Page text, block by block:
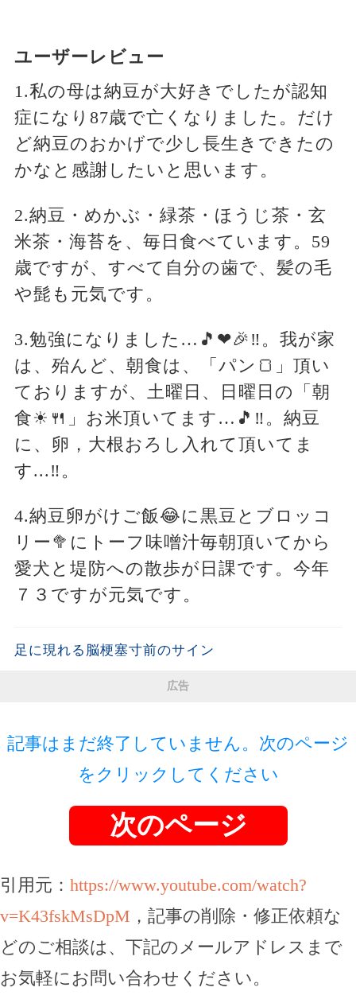
ユーザーレビュー
1.私の母は納豆が大好きでしたが認知
症になり87歳で亡くなりました。だけ
ど納豆のおかげで少し長生きできたの
かなと感謝したいと思います。
2.納豆・めかぶ・緑茶・ほうじ茶・玄
米茶・海苔を、毎日食べています。59
歳ですが、すべて自分の歯で、髪の毛
や髭も元気です。
3.勉強になりました…🎵❤🎉‼️。我が家
は、殆んど、朝食は、「パン🍞」頂い
ておりますが、土曜日、日曜日の「朝
食☀🍴」お米頂いてます…🎵‼️。納豆
に、卵，大根おろし入れて頂いてま
す...‼️。
4.納豆卵がけご飯😂に黒豆とブロッコ
リー🥦にトーフ味噌汁毎朝頂いてから
愛犬と堤防への散歩が日課です。今年
７３ですが元気です。
足に現れる脳梗塞寸前のサイン
広告
記事はまだ終了していません。次のページ
をクリックしてください
次のページ
引用元： https://www.youtube.com/watch?
v=K43fskMsDpM ，記事の削除・修正依頼な
どのご相談は、下記のメールアドレスまで
お気軽にお問い合わせください。